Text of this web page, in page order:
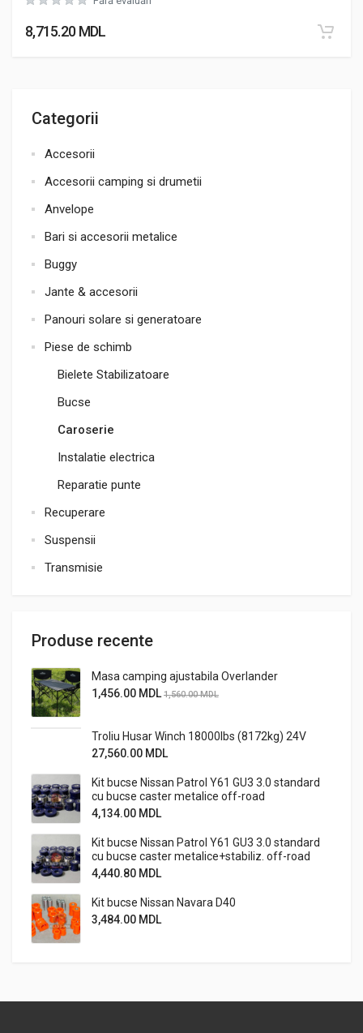
Categorii
Accesorii
Accesorii camping si drumetii
Anvelope
Bari si accesorii metalice
Buggy
Jante & accesorii
Panouri solare si generatoare
Piese de schimb
Bielete Stabilizatoare
Bucse
Caroserie
Instalatie electrica
Reparatie punte
Recuperare
Suspensii
Transmisie
Produse recente
Masa camping ajustabila Overlander
1,456.00 MDL 1,560.00MDL
Troliu Husar Winch 18000lbs (8172kg) 24V
27,560.00 MDL
Kit bucse Nissan Patrol Y61 GU3 3.0 standard
cu bucse caster metalice off-road
4,134.00 MDL
Kit bucse Nissan Patrol Y61 GU3 3.0 standard
cu bucse caster metalice+stabiliz. off-road
4,440.80 MDL
Kit bucse Nissan Navara D40
3,484.00 MDL
8,715.20MDL